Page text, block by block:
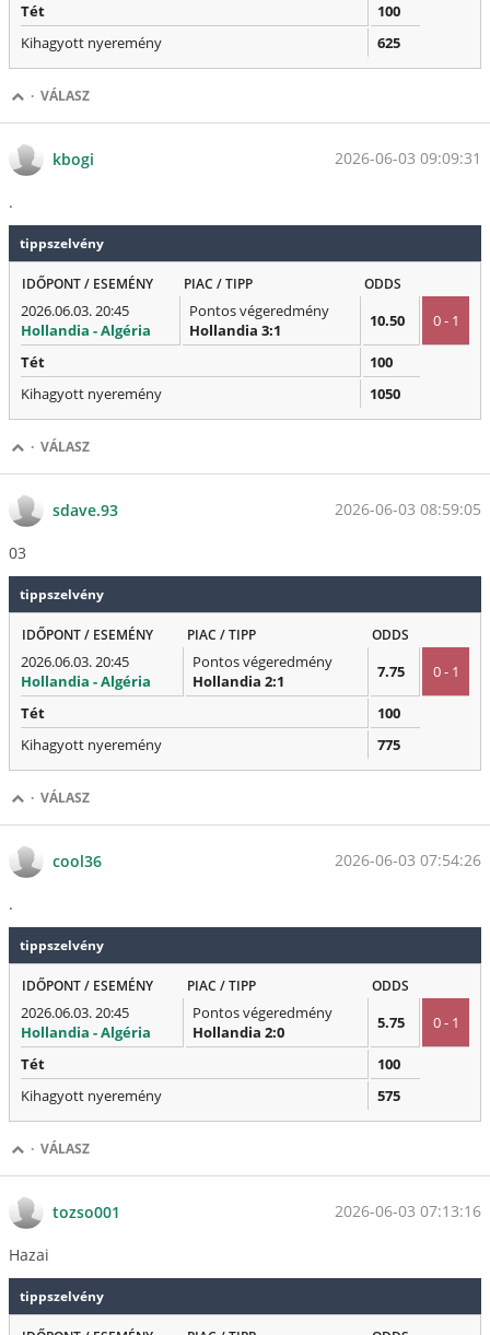
Tét
100
Kihagyott nyeremény
625
· VÁLASZ
kbogi 2026-06-03 09:09:31
.
tippszelvény
IDŐPONT / ESEMÉNY PIAC / TIPP ODDS
2026.06.03. 20:45
Hollandia - Algéria
Pontos végeredmény
Hollandia 3:1
10.50 0 - 1
Tét
100
Kihagyott nyeremény
1050
· VÁLASZ
sdave.93 2026-06-03 08:59:05
03
tippszelvény
IDŐPONT / ESEMÉNY PIAC / TIPP ODDS
2026.06.03. 20:45
Hollandia - Algéria
Pontos végeredmény
Hollandia 2:1
7.75 0 - 1
Tét
100
Kihagyott nyeremény
775
· VÁLASZ
cool36 2026-06-03 07:54:26
.
tippszelvény
IDŐPONT / ESEMÉNY PIAC / TIPP ODDS
2026.06.03. 20:45
Hollandia - Algéria
Pontos végeredmény
Hollandia 2:0
5.75 0 - 1
Tét
100
Kihagyott nyeremény
575
· VÁLASZ
tozso001 2026-06-03 07:13:16
Hazai
tippszelvény